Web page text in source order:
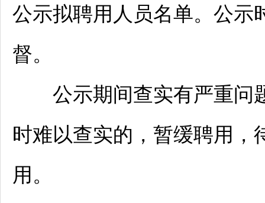
公示拟聘用人员名单。公示
督。
公示期间查实有严重问
时难以查实的，暂缓聘用，
用。